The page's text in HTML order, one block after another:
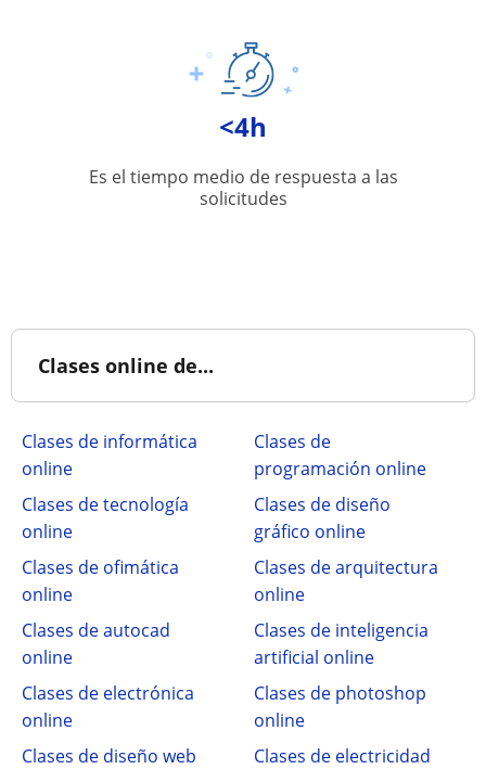
<4h
Es el tiempo medio de respuesta a las
solicitudes
Clases online de...
Clases de informática
online
Clases de
programación online
Clases de tecnología
online
Clases de diseño
gráfico online
Clases de ofimática
online
Clases de arquitectura
online
Clases de autocad
online
Clases de inteligencia
artificial online
Clases de electrónica
online
Clases de photoshop
online
Clases de diseño web
Clases de electricidad